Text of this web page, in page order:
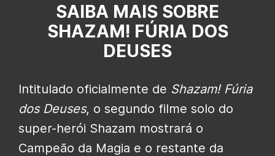
SAIBA MAIS SOBRE
SHAZAM! FÚRIA DOS
DEUSES
Intitulado oficialmente de Shazam! Fúria
dos Deuses, o segundo filme solo do
super-herói Shazam mostrará o
Campeão da Magia e o restante da